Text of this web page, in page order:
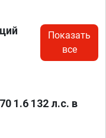
Показать
все
1.6 132 л.с. в